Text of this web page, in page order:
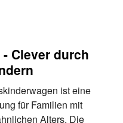
Clever durch
ist eine
für Familien mit
Alters. Die